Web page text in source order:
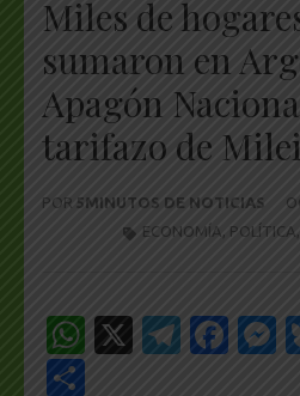
Miles de
sumaron en
Apagón
tarifazo de Milei
POR 5MINUTOS DE NOTICIAS
ECONOMÍA , POLÍTICA ,
WhatsApp
X